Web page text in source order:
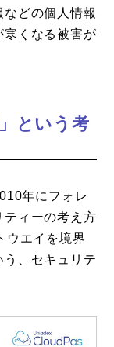
どの個人情報
寒くなる被害が
という考
年にフォレ
ティーの考え方
ウエイを境界
、セキュリテ